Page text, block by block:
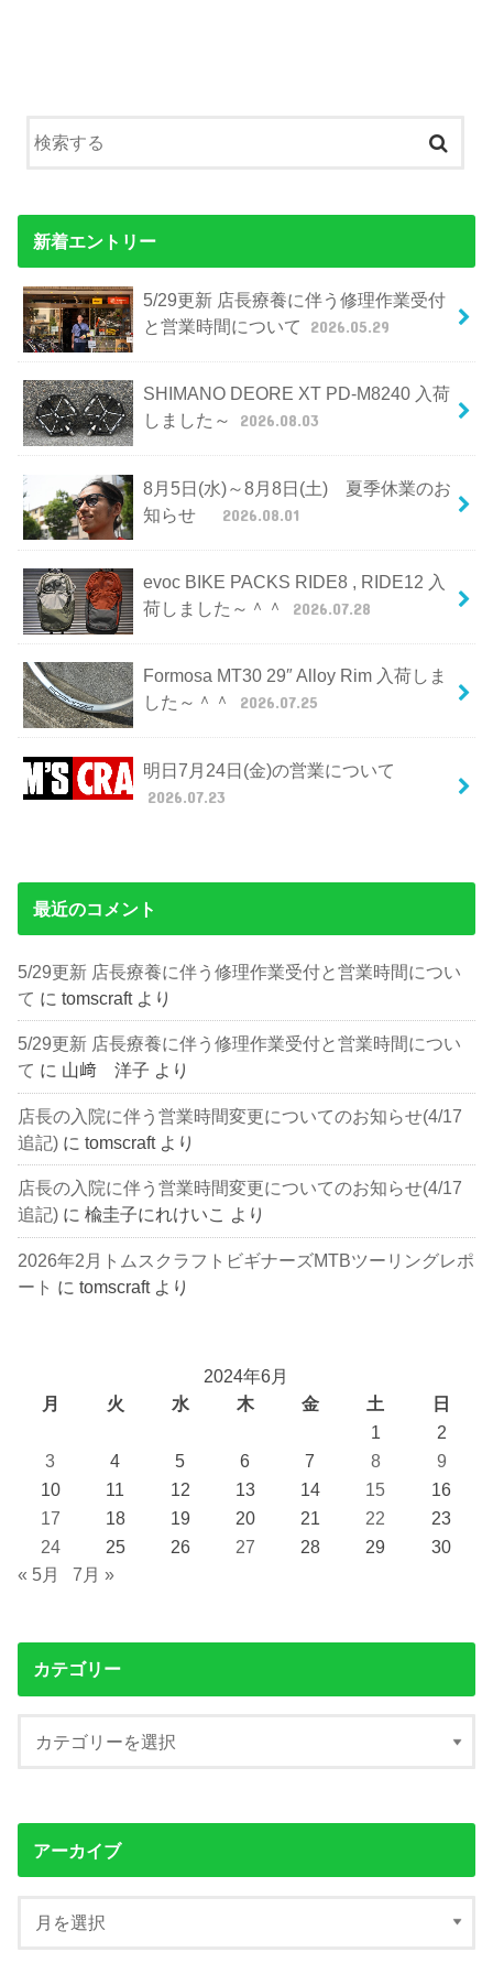
新着エントリー
5/29更新 店長療養に伴う修理作業受付
と営業時間について
2026.05.29
SHIMANO DEORE XT PD-M8240 入荷
しました～
2026.08.03
8月5日(水)～8月8日(土) 夏季休業のお
知らせ
2026.08.01
evoc BIKE PACKS RIDE8 , RIDE12 入
荷しました～＾＾
2026.07.28
Formosa MT30 29″ Alloy Rim 入荷しま
した～＾＾
2026.07.25
明日7月24日(金)の営業について
2026.07.23
最近のコメント
5/29更新 店長療養に伴う修理作業受付と営業時間につい
て にtomscraftより
5/29更新 店長療養に伴う修理作業受付と営業時間につい
て に 山﨑 洋子 より
店長の入院に伴う営業時間変更についてのお知らせ(4/17
追記) にtomscraftより
店長の入院に伴う営業時間変更についてのお知らせ(4/17
追記) に楡圭子にれけいこ より
2026年2月トムスクラフトビギナーズMTBツーリングレポ
ート にtomscraftより
2024年6月
月
火 水 木 金 土
日
1
2
3
4 5 6 7 8
9
10
11 12 13 14 15
16
17
18 19 20 21 22
23
24
25 26 27 28 29
30
« 5月
7月 »
カテゴリー
アーカイブ